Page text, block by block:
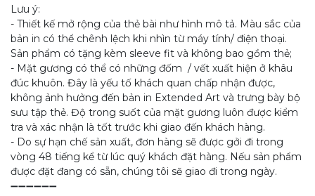
Lưu ý:
- Thiết kế mở rộng của thẻ bài như hình mô tả. Màu sắc của
bản in có thể chênh lệch khi nhìn từ máy tính/ điện thoại.
Sản phẩm có tặng kèm sleeve fit và không bao gồm thẻ;
- Mặt gương có thể có những đốm / vết xuất hiện ở khâu
đúc khuôn. Đây là yếu tố khách quan chấp nhận được,
không ảnh hưởng đến bản in Extended Art và trưng bày bộ
sưu tập thẻ. Độ trong suốt của mặt gương luôn được kiểm
tra và xác nhận là tốt trước khi giao đến khách hàng.
- Do sự hạn chế sản xuất, đơn hàng sẽ được gởi đi trong
vòng 48 tiếng kể từ lúc quý khách đặt hàng. Nếu sản phẩm
được đặt đang có sẵn, chúng tôi sẽ giao đi trong ngày.
➖➖➖➖➖➖